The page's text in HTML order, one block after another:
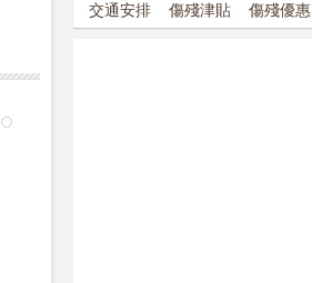
6
交通安排 傷殘津貼 傷殘優惠